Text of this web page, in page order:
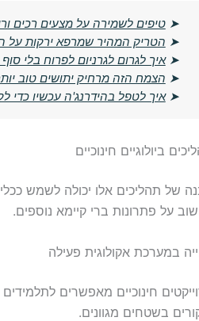
➤טיפים לשמירה על מצעים רכים
➤ הטריק המהיר שמרפא ירקות על
➤איך לגרום לגרניום לפרוח בלי
➤ הצמח הזה מרחיק יתושים טוב
➤איך לטפל בהידרנג'ה עכשיו כדי
ביולוגיים חינוכיים
של תהליכים אלו יכולה לשמש
על פתרונות ברי קיימא נוספים.
במערכת אקולוגית פעילה
חינוכיים מאפשרים
בשטחים מגוונים.